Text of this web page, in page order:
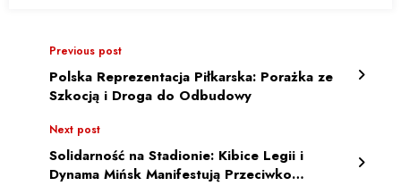
Previous post
Polska Reprezentacja Piłkarska: Porażka ze
Szkocją i Droga do Odbudowy
Next post
Solidarność na Stadionie: Kibice Legii i
Dynama Mińsk Manifestują Przeciwko